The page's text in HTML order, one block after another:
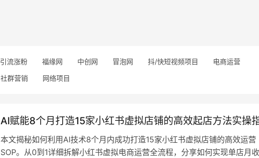
引流涨粉 福缘网 中创网 冒泡网 抖/快短视频项目
电商运营
社群营销 网络项目
AI赋能8个月打造15家小红书虚拟店铺的高效起店方法实操
本文揭秘如何利用AI技术8个月内成功打造15家小红书虚拟店铺的高效运营
SOP。从0到1详细拆解小红书虚拟电商运营全流程，分享如何实现单店月